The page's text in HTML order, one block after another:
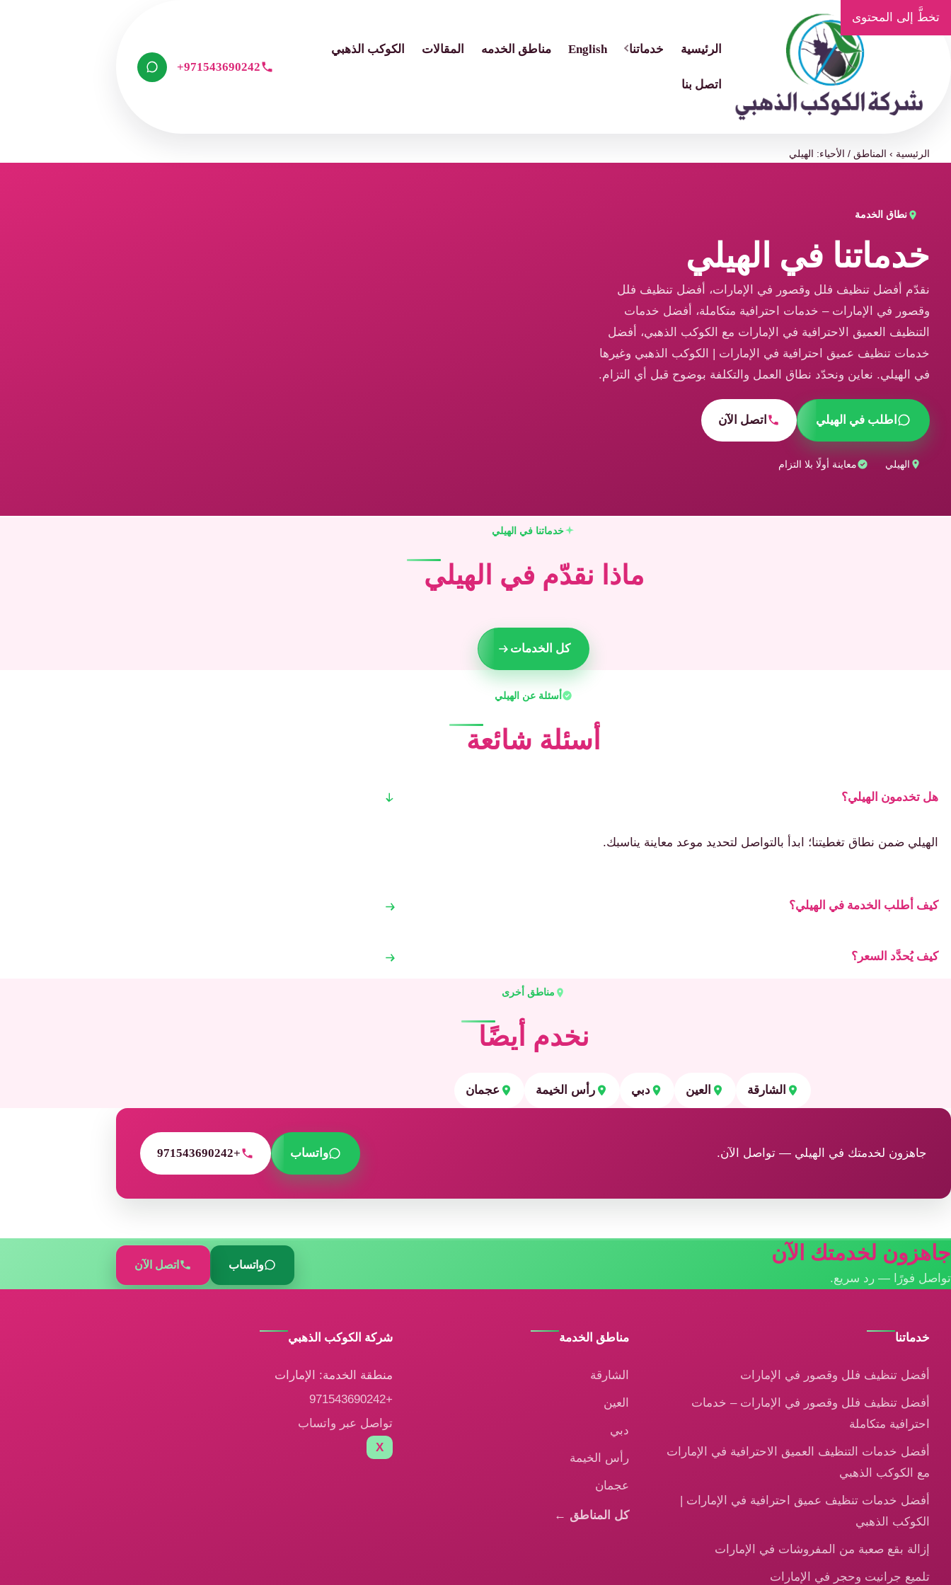
تخطَّ إلى المحتوى
الرئيسية خدماتنا English مناطق الخدمه المقالات الكوكب الذهبي
اتصل بنا
+971543690242
الرئيسية › المناطق / الأحياء: الهيلي
نطاق الخدمة
خدماتنا في الهيلي
نقدّم أفضل تنظيف فلل وقصور في الإمارات، أفضل تنظيف فلل
وقصور في الإمارات – خدمات احترافية متكاملة، أفضل خدمات
التنظيف العميق الاحترافية في الإمارات مع الكوكب الذهبي، أفضل
خدمات تنظيف عميق احترافية في الإمارات | الكوكب الذهبي وغيرها
في الهيلي. نعاين ونحدّد نطاق العمل والتكلفة بوضوح قبل أي التزام.
اطلب في الهيلي اتصل الآن
الهيلي معاينة أولًا بلا التزام
خدماتنا في الهيلي
ماذا نقدّم في الهيلي
كل الخدمات
أسئلة عن الهيلي
أسئلة شائعة
هل تخدمون الهيلي؟
الهيلي ضمن نطاق تغطيتنا؛ ابدأ بالتواصل لتحديد موعد معاينة يناسبك.
كيف أطلب الخدمة في الهيلي؟
كيف يُحدَّد السعر؟
مناطق أخرى
نخدم أيضًا
الشارقة العين دبي رأس الخيمة عجمان
جاهزون لخدمتك في الهيلي — تواصل الآن. واتساب +971543690242
جاهزون لخدمتك الآن
تواصل فورًا — رد سريع.
واتساب اتصل الآن
خدماتنا
أفضل تنظيف فلل وقصور في الإمارات
أفضل تنظيف فلل وقصور في الإمارات – خدمات
احترافية متكاملة
أفضل خدمات التنظيف العميق الاحترافية في الإمارات
مع الكوكب الذهبي
أفضل خدمات تنظيف عميق احترافية في الإمارات |
الكوكب الذهبي
إزالة بقع صعبة من المفروشات في الإمارات
تلميع جرانيت وحجر في الإمارات
مناطق الخدمة
الشارقة
العين
دبي
رأس الخيمة
عجمان
كل المناطق ←
شركة الكوكب الذهبي
منطقة الخدمة: الإمارات
+971543690242
تواصل عبر واتساب
X